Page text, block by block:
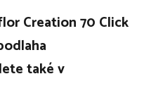
Creation 70 Click
také v